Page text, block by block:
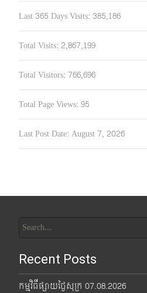
Last 365 Days Visits: 385,186
Total Visits: 2,867,199
Total Visitors: 766,696
Total Page Views: 95
Last Post Date: August 7, 2026
for:
Recent Posts
កម្មវិធីផ្សាយថ្ងៃសុក្រ 07.08.2026